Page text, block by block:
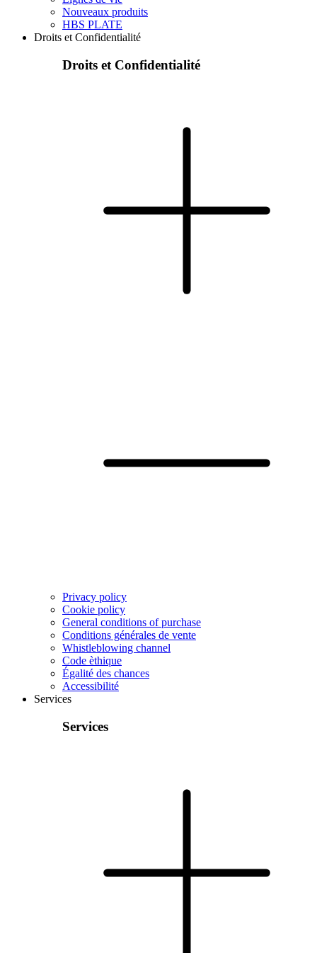
Nouveaux produits
HBS PLATE
Droits et Confidentialité
Droits et Confidentialité
Privacy policy
Cookie policy
General conditions of purchase
Conditions générales de vente
Whistleblowing channel
Code èthique
Égalité des chances
Accessibilité
Services
Services